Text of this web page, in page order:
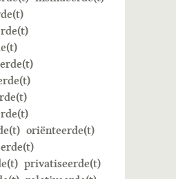
oriënteerde(t)
privatiseerde(t)